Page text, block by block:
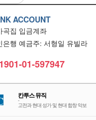
ACCOUNT
곡집 입금계좌
은행 예금주: 서형일 유빌라
01-597947
칸투스 뮤직
-
고전과 현대 성가 및 현대 합창 악보